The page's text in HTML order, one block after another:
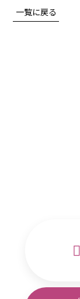
一覧に戻る